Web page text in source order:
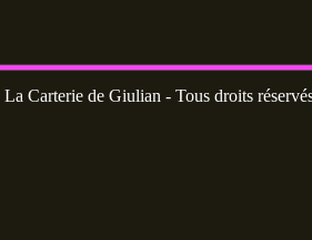
Carterie de Giulian - Tous droits